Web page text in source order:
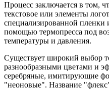
Процесс заключается в том,
текстовое или элементы
специализированной пленки
помощью термопресса под
температуры и давления.
Существует широкий выбор
разнообразными цветами и
серебряные, имитирующие
"неоновые". Название